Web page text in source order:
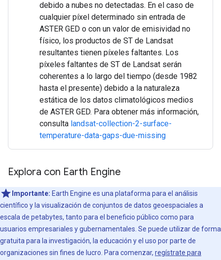
debido a nubes no detectadas. En el caso de
cualquier píxel determinado sin entrada de
ASTER GED o con un valor de emisividad no
físico, los productos de ST de Landsat
resultantes tienen píxeles faltantes. Los
píxeles faltantes de ST de Landsat serán
coherentes a lo largo del tiempo (desde 1982
hasta el presente) debido a la naturaleza
estática de los datos climatológicos medios
de ASTER GED. Para obtener más información,
consulta landsat-collection-2-surface-
temperature-data-gaps-due-missing
Explora con Earth Engine
Importante: Earth Engine es una plataforma para el análisis
científico y la visualización de conjuntos de datos geoespaciales a
escala de petabytes, tanto para el beneficio público como para
usuarios empresariales y gubernamentales. Se puede utilizar de forma
gratuita para la investigación, la educación y el uso por parte de
organizaciones sin fines de lucro. Para comenzar, regístrate para